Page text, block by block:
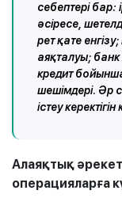
себептері
әсіресе,
рет қате
аяқталуы;
кредит
шешімдері. Әр
істеу
Алаяқтық
операцияларға